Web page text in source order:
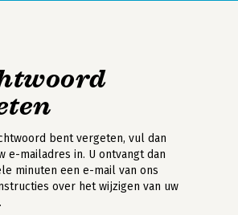
bent vergeten, vul dan
e-mailadres in. U ontvangt dan
minuten een e-mail van ons
over het wijzigen van uw